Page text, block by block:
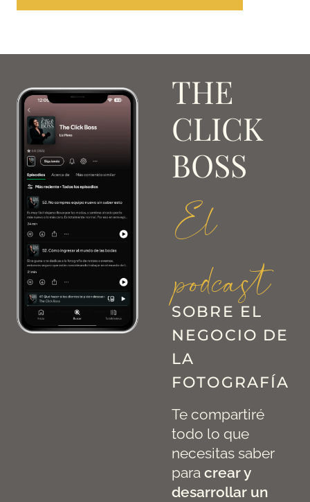
THE
CLICK
BOSS
El
podcast
SOBRE EL
NEGOCIO DE
LA
FOTOGRAFÍA
Te compartiré
todo lo que
necesitas saber
para crear y
desarrollar un